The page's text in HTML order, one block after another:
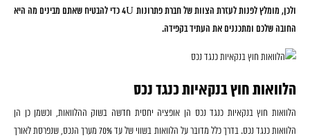
ולכן, מומלץ לפנות לעזרת הצוות של חברת פתרונות 4U כדי להבטיח שאתם מבינים מה היא
החובה שלכם ומתכננים את העתיד בקפידה.
הלוואות חוץ בנקאיות כנגד נכס
הלוואות חוץ בנקאיות כנגד נכס הן אופציה יחסית חדשה בשוק ההלוואות, וכשמן כן הן
הלוואות כנגד נכס. בדרך כלל מדובר על הלוואות בשווי של עד 70% מערך הנכס, שנפרסת לאורך